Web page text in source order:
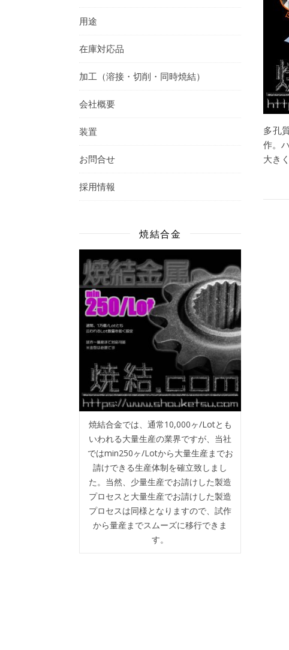
用途
在庫対応品
加工（溶接・切削・同時焼結）
会社概要
装置
お問合せ
採用情報
焼結合金
焼結合金では、通常10,000ヶ/Lotとも
いわれる大量生産の業界ですが、当社
ではmin250ヶ/Lotから大量生産までお
請けできる生産体制を確立致しまし
た。当然、少量生産でお請けした製造
プロセスと大量生産でお請けした製造
プロセスは同様となりますので、試作
から量産までスムーズに移行できま
す。
多孔
作。
大き